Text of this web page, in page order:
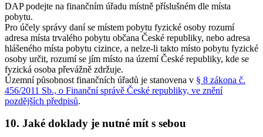
DAP podejte na finančním úřadu místně příslušném dle místa
pobytu.
Pro účely správy daní se místem pobytu fyzické osoby rozumí
adresa místa trvalého pobytu občana České republiky, nebo adresa
hlášeného místa pobytu cizince, a nelze-li takto místo pobytu fyzické
osoby určit, rozumí se jím místo na území České republiky, kde se
fyzická osoba převážně zdržuje.
Územní působnost finančních úřadů je stanovena v § 8 zákona č.
456/2011 Sb., o Finanční správě České republiky, ve znění
pozdějších předpisů.
10. Jaké doklady je nutné mít s sebou